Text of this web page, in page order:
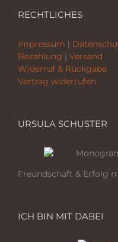
RECHTLICHES
Impressum |
Bezahlung | Versand
Widerruf & Rückgabe
Vertrag widerrufen
URSULA SCHUSTER
Freundschaft & Erfolg
ICH BIN MIT DABEI